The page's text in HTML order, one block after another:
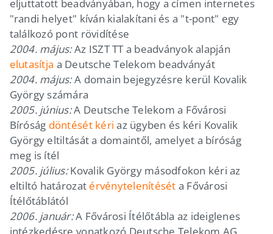
eljuttatott beadványában, hogy a címen internetes
"randi helyet" kíván kialakítani és a "t-pont" egy
találkozó pont rövidítése
2004. május:Az ISZT TT a beadványok alapján
elutasítja a Deutsche Telekom beadványát
2004. május:A domain bejegyzésre kerül Kovalik
György számára
2005. június:A Deutsche Telekom a Fővárosi
Bíróság döntését kéri az ügyben és kéri Kovalik
György eltiltását a domaintől, amelyet a bíróság
meg is ítél
2005. július:Kovalik György másodfokon kéri az
eltiltó határozat érvénytelenítését a Fővárosi
Ítélőtáblától
2006. január:A Fővárosi Ítélőtábla az ideiglenes
intézkedésre vonatkozó Deutsche Telekom AG